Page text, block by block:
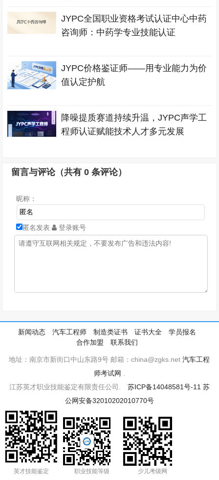
JYPC全国职业资格考试认证中心中药
咨询师：中药学专业技能认证
JYPC价格鉴证师——用专业能力为价
值认定护航
降噪提质赛道持续升温，JYPC声学工
程师认证赋能技术人才多元发展
留言与评论（共有0 条评论）
昵称：
匿名发表 登录账号
新闻动态 汽车工程师 制造类证书 证书大全
学员报名
合作加盟
联系我们
地址：南京市新街口中山东路9号 邮箱：china@zgks.net汽车工程
师考试网
江苏英才职业技能鉴定有限责任公司. 苏ICP备14048581号-11 苏
公网安备32010202010770号
英才技能鉴定 职业技能等级 少儿考级网